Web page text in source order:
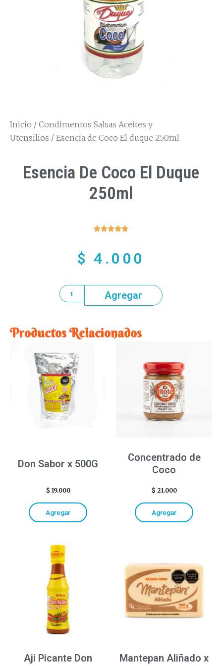
Inicio / Condimentos Salsas Aceites y
Utensilios / Esencia de Coco El duque 250ml
Esencia De Coco El Duque
250ml

$ 4.000
Agregar
Productos Relacionados
Don Sabor x 500G
$ 19.000
Agregar
Concentrado de
Coco
$ 21.000
Agregar
Aji Picante Don
Mantepan Aliñado x